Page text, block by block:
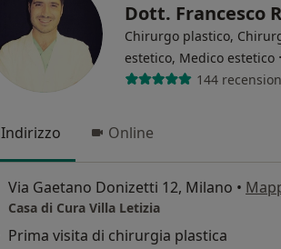
Dott. Francesco
Chirurgo plastico,
estetico, Medico estetico ·
144
Indirizzo Online
Via Gaetano Donizetti 12, Milano •
Casa di Cura Villa Letizia
Prima visita di chirurgia plastica